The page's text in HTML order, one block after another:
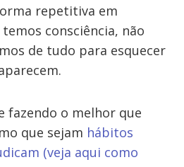
repetitiva em
consciência, não
de tudo para esquecer
fazendo o melhor que
que sejam hábitos
(veja aqui como